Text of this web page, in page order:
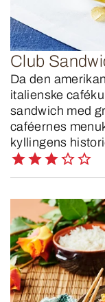
Club
Da den
italienske
sandwich med
caféernes
kyllingens